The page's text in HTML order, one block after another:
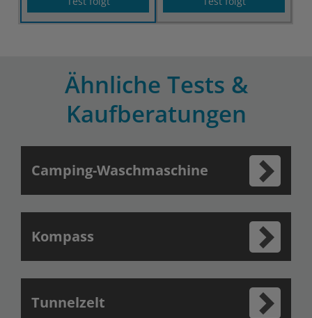
Ähnliche Tests &
Kaufberatungen
Camping-Waschmaschine
Kompass
Tunnelzelt